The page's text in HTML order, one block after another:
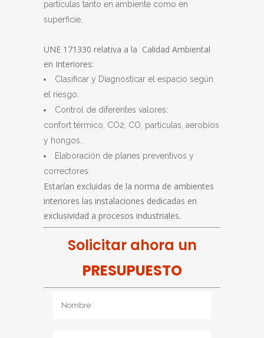
partículas tanto en ambiente como en
superficie.
UNE 171330 relativa a la Calidad Ambiental
en Interiores:
Clasificar y Diagnosticar el espacio según
el riesgo.
Control de diferentes valores:
confort térmico, CO2, CO, partículas, aerobios
y hongos.
Elaboración de planes preventivos y
correctores.
Estarían excluidas de la norma de ambientes
interiores las instalaciones dedicadas en
exclusividad a procesos industriales.
Solicitar ahora un
PRESUPUESTO